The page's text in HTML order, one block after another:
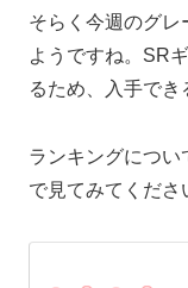
そらく今週のグレ
ようですね。SR
るため、入手でき
ランキングにつ
で見てみてくださ